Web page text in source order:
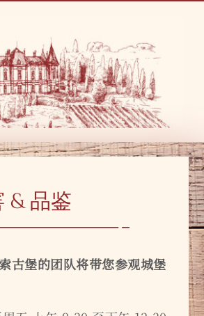
& 品鉴
古堡的团队将带您参观城堡